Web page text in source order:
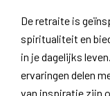
De retraite is
spiritualiteit en
in je dagelijks
ervaringen delen
van inspiratie zijn